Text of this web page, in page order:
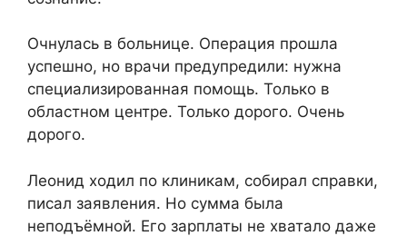
Очнулась в больнице. Операция прошла
успешно, но врачи предупредили: нужна
специализированная помощь. Только в
областном центре. Только дорого. Очень
дорого.
Леонид ходил по клиникам, собирал справки,
писал заявления. Но сумма была
неподъёмной. Его зарплаты не хватало даже